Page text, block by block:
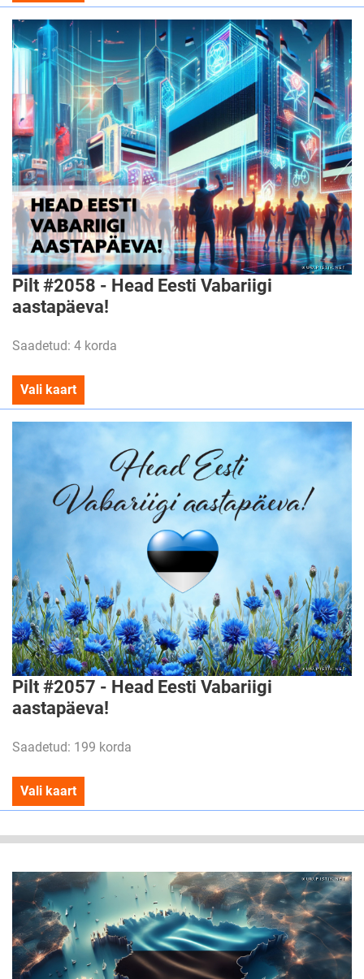
Pilt #2058 - Head Eesti Vabariigi
aastapäeva!
Saadetud: 4 korda
Vali kaart
Pilt #2057 - Head Eesti Vabariigi
aastapäeva!
Saadetud: 199 korda
Vali kaart